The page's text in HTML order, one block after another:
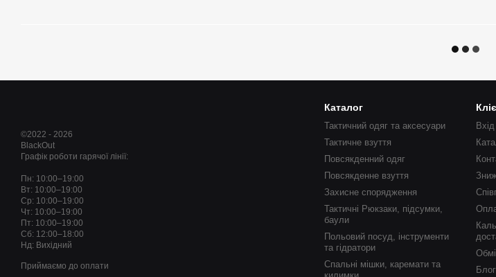
©2022 - 2026
BlackOut
Графік роботи гарячої лінії:
Пн: 10:00–19:00
Вт: 10:00–19:00
Ср: 10:00–19:00
Чт: 10:00–19:00
Пт: 10:00–19:00
Сб: 12:00–18:00
Нд: Вихідний
Приймаємо до оплати
Каталог
Тактичний одяг та аксесуари
Тактичне взуття
Повсякденний одяг
Повсякденне взуття
Захисне спорядження
Тактичні Рюкзаки, підсумки,
баули
Польовий посуд, інструменти
та гідратори
Спальні мішки, каремати та
Блог